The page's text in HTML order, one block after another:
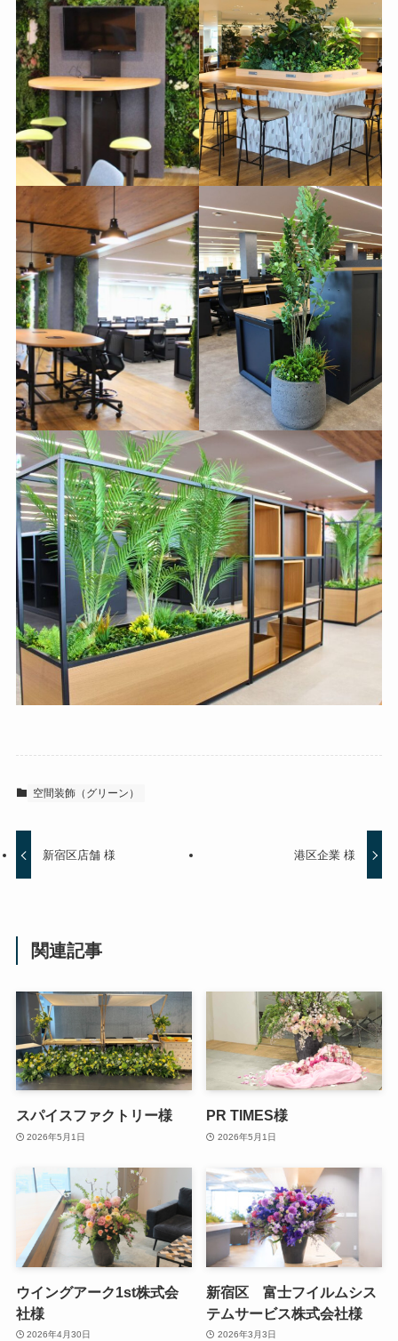
空間装飾（グリーン）
新宿区店舗 様 港区企業 様
関連記事
スパイスファクトリー様
2026年5月1日
PR TIMES様
2026年5月1日
ウイングアーク1st株式会
社様
2026年4月30日
新宿区 富士フイルムシス
テムサービス株式会社様
2026年3月3日